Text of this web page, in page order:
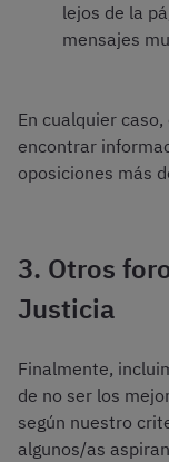
lejos de la
mensajes
En cualquier
encontrar
oposiciones más
3. Otros
Justicia
Finalmente,
de no ser los
según nuestro
algunos/as